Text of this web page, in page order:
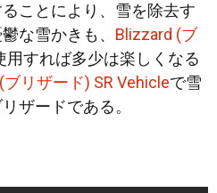
ことにより、雪を除去す
な雪かきも、 Blizzard (ブ
用すれば多少は楽しくなる
リザード) SR Vehicleで雪
ザードである。